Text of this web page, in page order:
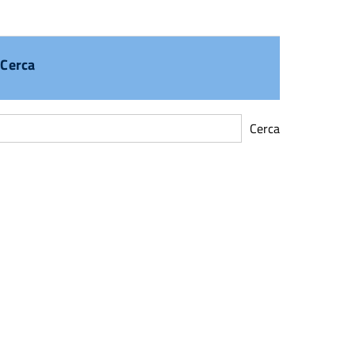
Cerca
Cerca